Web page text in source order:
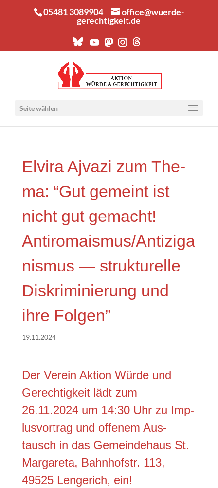
05481 3089904
office@wuerde-
gerechtigkeit.de
Seite wählen
Elvi­ra Ajva­zi zum The­
ma: “Gut gemeint ist
nicht gut gemacht!
Antiromaismus/Antiziga
nismus — struk­tu­rel­le
Dis­kri­mi­nie­rung und
ihre Folgen”
19.11.2024
Der Ver­ein Akti­on Wür­de und
Gerech­tig­keit lädt zum
26.11.2024 um 14:30 Uhr zu Imp­
lus­vor­trag und offe­nem Aus­
tausch in das Gemein­de­haus St.
Mar­ga­re­ta, Bahn­hofstr. 113,
49525 Len­ge­rich, ein!